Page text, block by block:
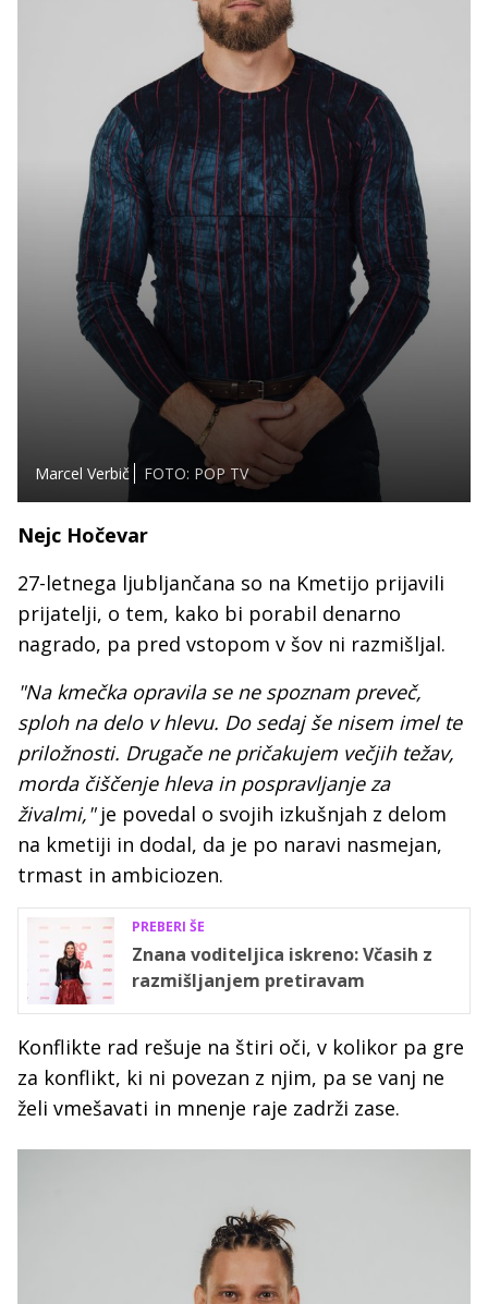
Marcel Verbič FOTO: POP TV
Nejc Hočevar
27-letnega ljubljančana so na Kmetijo prijavili
prijatelji, o tem, kako bi porabil denarno
nagrado, pa pred vstopom v šov ni razmišljal.
"Na kmečka opravila se ne spoznam preveč,
sploh na delo v hlevu. Do sedaj še nisem imel te
priložnosti. Drugače ne pričakujem večjih težav,
morda čiščenje hleva in pospravljanje za
živalmi,"je povedal o svojih izkušnjah z delom
na kmetiji in dodal, da je po naravi nasmejan,
trmast in ambiciozen.
PREBERI ŠE
Znana voditeljica iskreno: Včasih z
razmišljanjem pretiravam
Konflikte rad rešuje na štiri oči, v kolikor pa gre
za konflikt, ki ni povezan z njim, pa se vanj ne
želi vmešavati in mnenje raje zadrži zase.